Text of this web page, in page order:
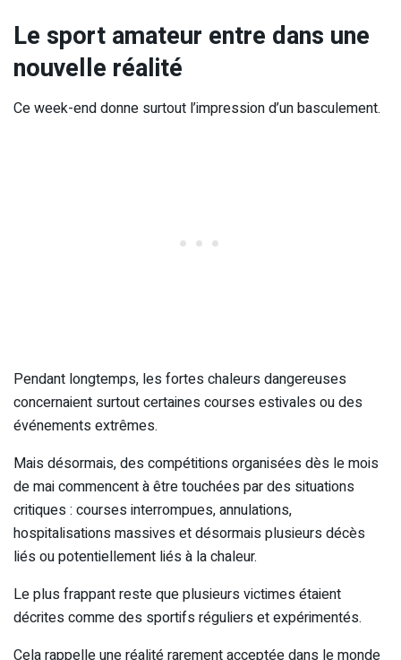
Le sport amateur entre dans une
nouvelle réalité
Ce week-end donne surtout l’impression d’un basculement.
Pendant longtemps, les fortes chaleurs dangereuses
concernaient surtout certaines courses estivales ou des
événements extrêmes.
Mais désormais, des compétitions organisées dès le mois
de mai commencent à être touchées par des situations
critiques : courses interrompues, annulations,
hospitalisations massives et désormais plusieurs décès
liés ou potentiellement liés à la chaleur.
Le plus frappant reste que plusieurs victimes étaient
décrites comme des sportifs réguliers et expérimentés.
Cela rappelle une réalité rarement acceptée dans le monde